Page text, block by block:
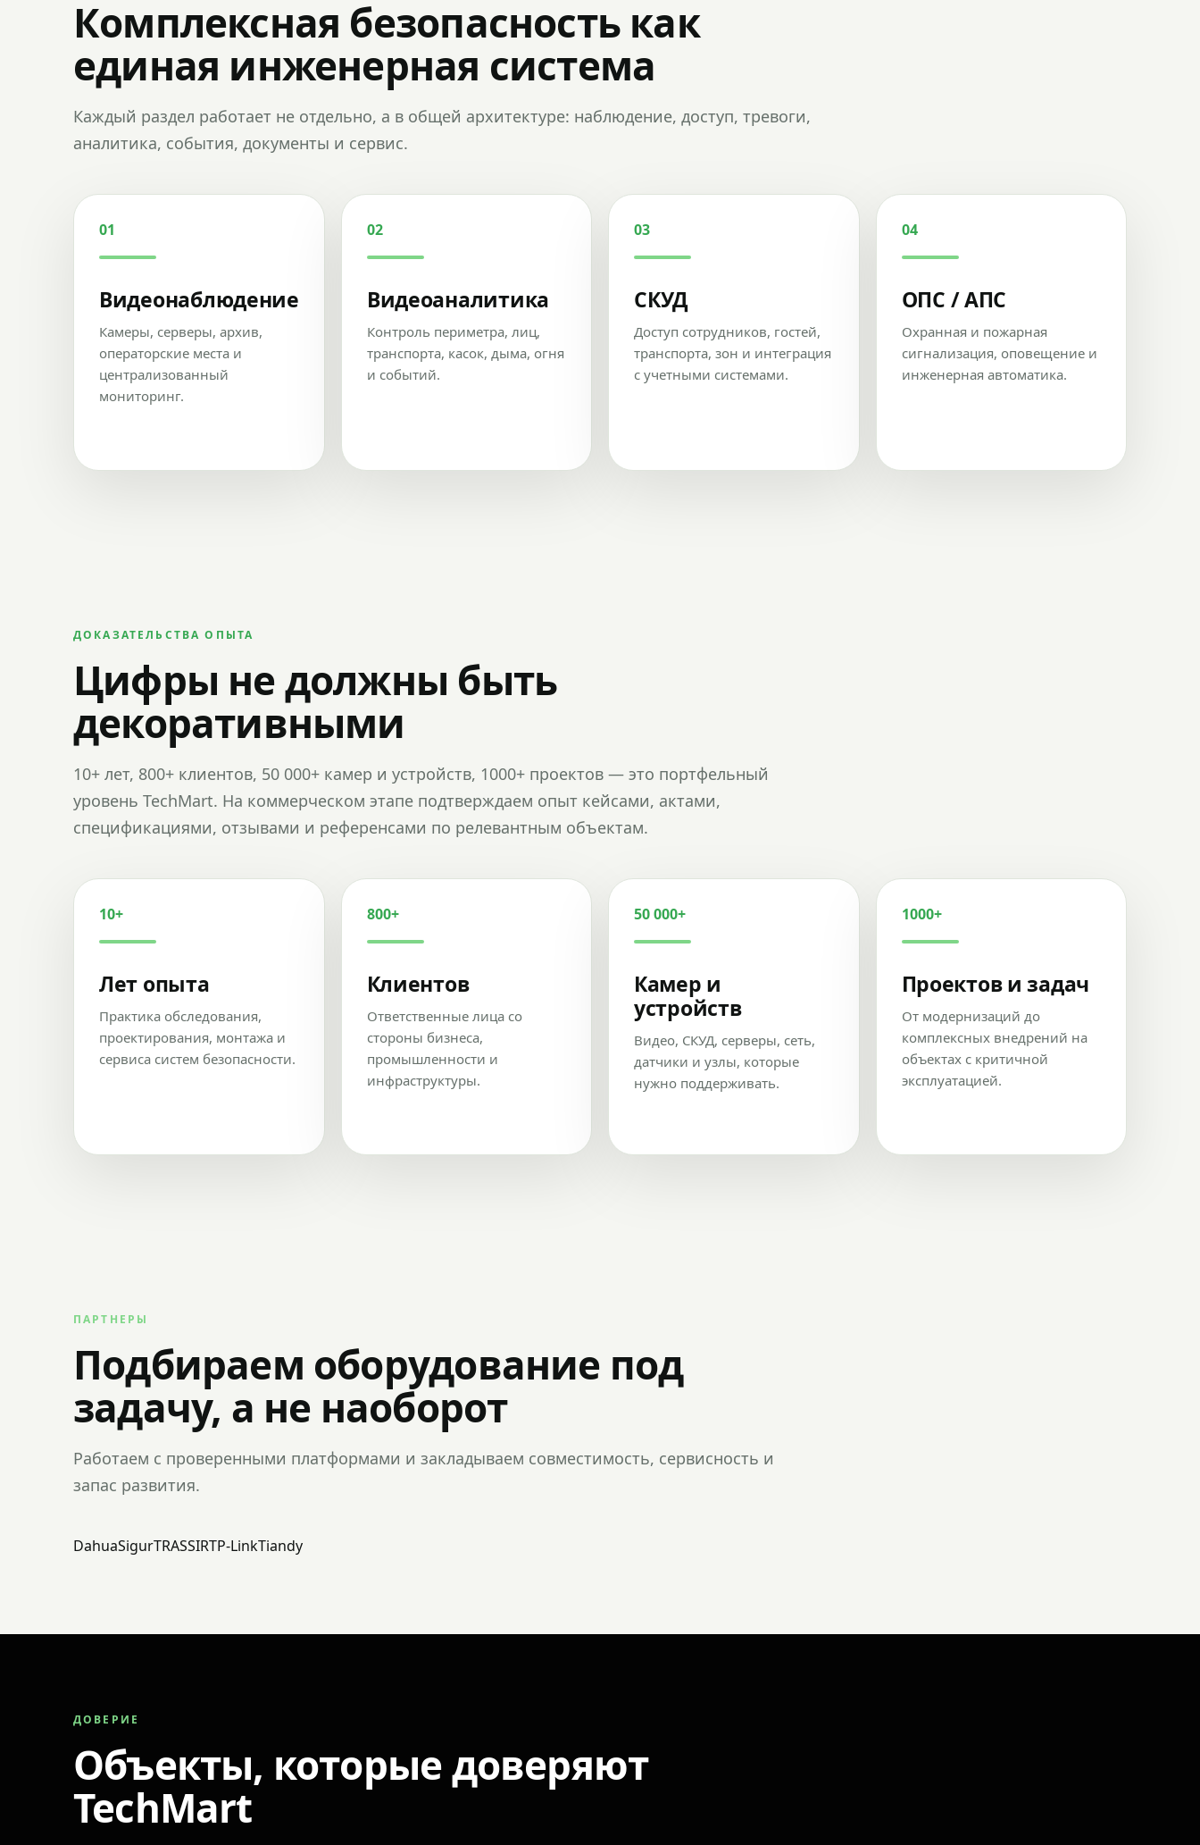
Комплексная безопасность как
единая инженерная система
Каждый раздел работает не отдельно, а в общей архитектуре: наблюдение, доступ, тревоги,
аналитика, события, документы и сервис.
01
Видеонаблюдение
Камеры, серверы, архив,
операторские места и
централизованный
мониторинг.
02
Видеоаналитика
Контроль периметра, лиц,
транспорта, касок, дыма, огня
и событий.
03
СКУД
Доступ сотрудников, гостей,
транспорта, зон и интеграция
с учетными системами.
04
ОПС / АПС
Охранная и пожарная
сигнализация, оповещение и
инженерная автоматика.
ДОКАЗАТЕЛЬСТВА ОПЫТА
Цифры не должны быть
декоративными
10+ лет, 800+ клиентов, 50 000+ камер и устройств, 1000+ проектов — это портфельный
уровень TechMart. На коммерческом этапе подтверждаем опыт кейсами, актами,
спецификациями, отзывами и референсами по релевантным объектам.
10+
Лет опыта
Практика обследования,
проектирования, монтажа и
сервиса систем безопасности.
800+
Клиентов
Ответственные лица со
стороны бизнеса,
промышленности и
инфраструктуры.
50 000+
Камер и
устройств
Видео, СКУД, серверы, сеть,
датчики и узлы, которые
нужно поддерживать.
1000+
Проектов и задач
От модернизаций до
комплексных внедрений на
объектах с критичной
эксплуатацией.
ПАРТНЕРЫ
Подбираем оборудование под
задачу, а не наоборот
Работаем с проверенными платформами и закладываем совместимость, сервисность и
запас развития.
DahuaSigurTRASSIRTP-LinkTiandy
ДОВЕРИЕ
Объекты, которые доверяют
TechMart